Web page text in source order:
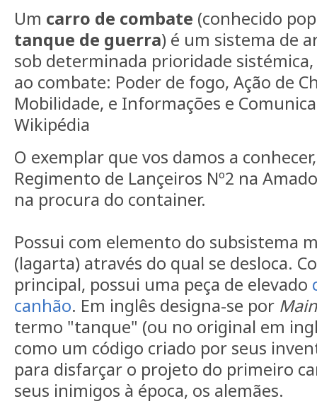
Um carro de combate (conhecido
tanque de guerra) é um sistema de
sob determinada prioridade sistémica,
ao combate: Poder de fogo, Ação de
Mobilidade, e Informações e
Wikipédia
O exemplar que vos damos a
Regimento de Lançeiros Nº2 na
na procura do container.
Possui com elemento do subsistema
(lagarta) através do qual se desloca.
principal, possui uma peça de elevado
canhão. Em inglês designa-se por
termo "tanque" (ou no original em
como um código criado por seus
para disfarçar o projeto do primeiro
seus inimigos à época, os alemães.